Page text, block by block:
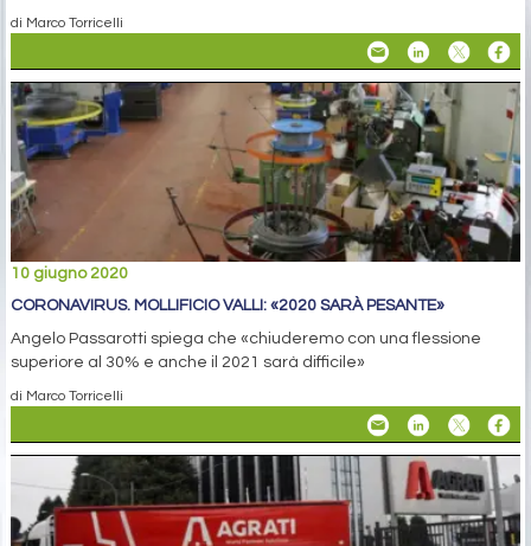
di Marco Torricelli
10 giugno 2020
CORONAVIRUS. MOLLIFICIO VALLI: «2020 SARÀ PESANTE»
Angelo Passarotti spiega che «chiuderemo con una flessione
superiore al 30% e anche il 2021 sarà difficile»
di Marco Torricelli